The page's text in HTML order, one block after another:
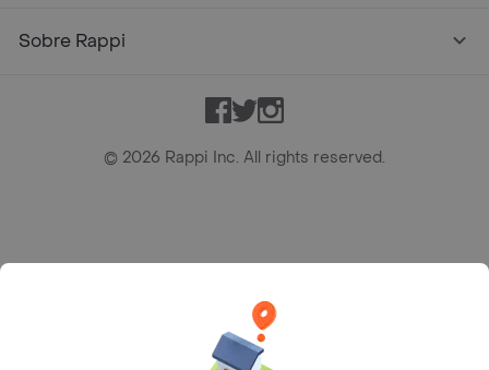
Sobre Rappi
Facebook
TwitterInstagram
© 2026 Rappi Inc. All rights reserved.
Bogotá D.C. --- notificacionesrappi@rappi.com